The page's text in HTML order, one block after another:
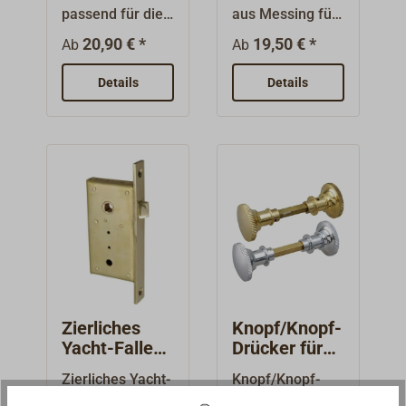
x 53 x 12 mm.
passend für die
zierlichen
Yachtschlösser
mit 7 mm
Vierkant.Messin
Ab20,90 € *
Details
ss
aus Messing für
zierliche
Yachtschlösser.
Lieferbar mit
polierter oder
Ab 19,50 € *
Details
Zierliches
Yacht-Fallen-
Einsteckschlo
ss
Zierliches Yacht-
Knopf/Knopf-
Drücker für
zierliches
Yachtschloss
Knopf/Knopf-